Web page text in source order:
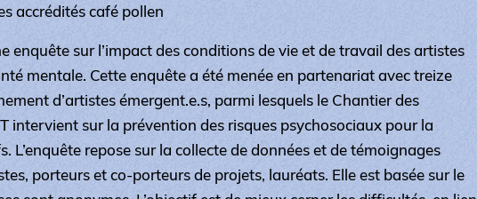
accrédités café pollen
enquête sur l’impact des conditions de vie et de travail des artistes
mentale. Cette enquête a été menée en partenariat avec treize
d’artistes émergent.e.s, parmi lesquels le Chantier des
intervient sur la prévention des risques psychosociaux pour la
L’enquête repose sur la collecte de données et de témoignages
porteurs et co-porteurs de projets, lauréats. Elle est basée sur le